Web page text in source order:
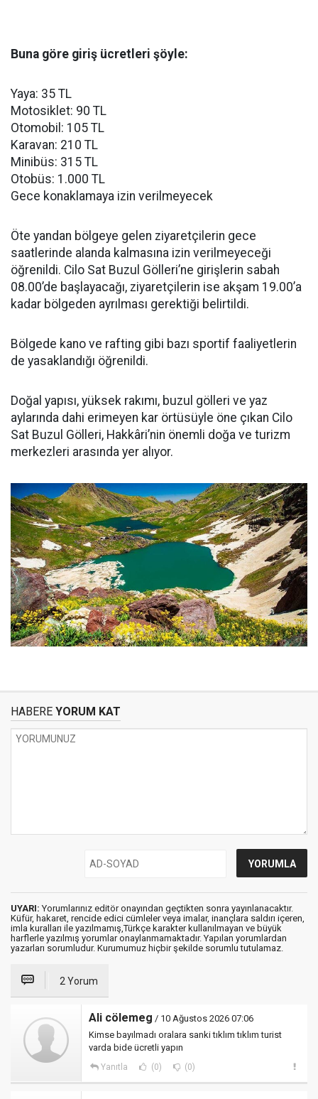
Buna göre giriş ücretleri şöyle:
Yaya: 35 TL
Motosiklet: 90 TL
Otomobil: 105 TL
Karavan: 210 TL
Minibüs: 315 TL
Otobüs: 1.000 TL
Gece konaklamaya izin verilmeyecek
Öte yandan bölgeye gelen ziyaretçilerin gece
saatlerinde alanda kalmasına izin verilmeyeceği
öğrenildi. Cilo Sat Buzul Gölleri’ne girişlerin sabah
08.00’de başlayacağı, ziyaretçilerin ise akşam 19.00’a
kadar bölgeden ayrılması gerektiği belirtildi.
Bölgede kano ve rafting gibi bazı sportif faaliyetlerin
de yasaklandığı öğrenildi.
Doğal yapısı, yüksek rakımı, buzul gölleri ve yaz
aylarında dahi erimeyen kar örtüsüyle öne çıkan Cilo
Sat Buzul Gölleri, Hakkâri’nin önemli doğa ve turizm
merkezleri arasında yer alıyor.
HABERE YORUM KAT
UYARI: Yorumlarınız editör onayından geçtikten sonra yayınlanacaktır.
Küfür, hakaret, rencide edici cümleler veya imalar, inançlara saldırı içeren,
imla kuralları ile yazılmamış,Türkçe karakter kullanılmayan ve büyük
harflerle yazılmış yorumlar onaylanmamaktadır. Yapılan yorumlardan
yazarları sorumludur. Kurumumuz hiçbir şekilde sorumlu tutulamaz.
2 Yorum
Ali cölemeg / 10 Ağustos 2026 07:06
Kimse bayılmadı oralara sanki tıklım tıklım turist
varda bide ücretli yapın
Yanıtla (0) (0)